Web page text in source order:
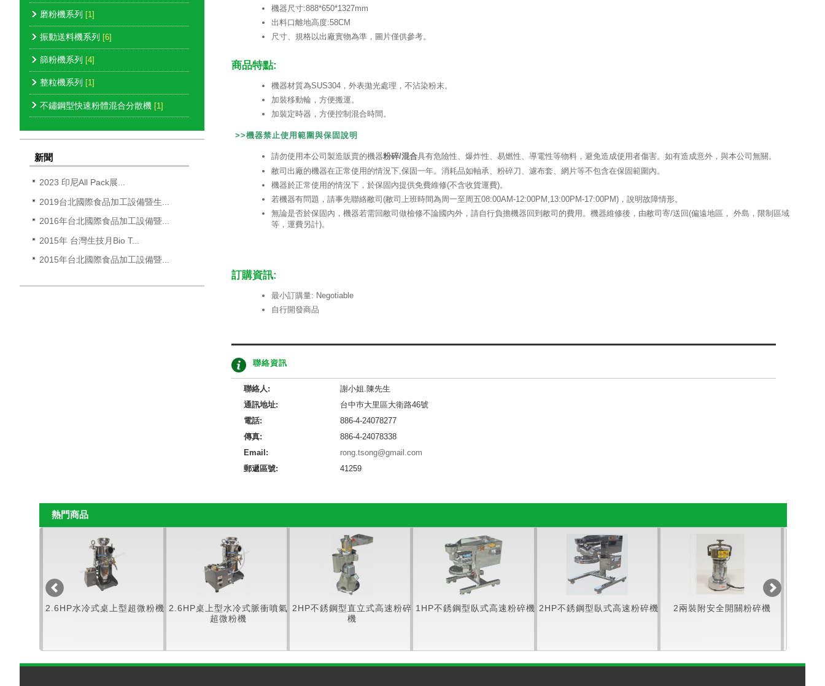
磨粉機系列 [1]
振動送料機系列 [6]
篩粉機系列 [4]
整粒機系列 [1]
不鏽鋼型快速粉體混合分散機 [1]
新聞
2023 印尼All Pack展...
2019台北國際食品加工設備暨生...
2016年台北國際食品加工設備暨...
2015年 台灣生技月Bio T...
2015年台北國際食品加工設備暨...
機器尺寸:888*650*1327mm
出料口離地高度:58CM
尺寸、規格以出廠實物為準，圖片僅供參考。
商品特點:
機器材質為SUS304，外表拋光處理，不沾染粉末。
加裝移動輪，方便搬運。
加裝定時器，方便控制混合時間。
>>機器禁止使用範圍與保固說明
請勿使用本公司製造販賣的機器粉碎/混合具有危險性、爆炸性、易燃性、導電性等物料，避免造成使用者傷害。如有造成意外，與本公司無關。
敝司出廠的機器在正常使用的情況下,保固一年。消耗品如軸承、粉碎刀、濾布套、網片等不包含在保固範圍內。
機器於正常使用的情況下，於保固內提供免費維修(不含收貨運費)。
若機器有問題，請事先聯絡敝司(敝司上班時間為周一至周五08:00AM-12:00PM,13:00PM-17:00PM)，說明故障情形。
無論是否於保固內，機器若需回敝司做檢修不論國內外，請自行負擔機器回到敝司的費用。機器維修後，由敝司寄/送回(偏遠地區， 外島，限制區域
等，運費另計)。
訂購資訊:
最小訂購量: Negotiable
自行開發商品
聯絡資訊
聯絡人:
謝小姐.陳先生
通訊地址:
台中巿大里區大衛路46號
電話:
886-4-24078277
傳真:
886-4-24078338
Email:
rong.tsong@gmail.com
郵遞區號:
41259
熱門商品
2.6HP水冷式桌上型超微粉機 2.6HP桌上型水冷式脈衝噴氣
超微粉機
2HP不銹鋼型直立式高速粉碎
機
1HP不銹鋼型臥式高速粉碎機 2HP不銹鋼型臥式高速粉碎機 2兩裝附安全開關粉碎機